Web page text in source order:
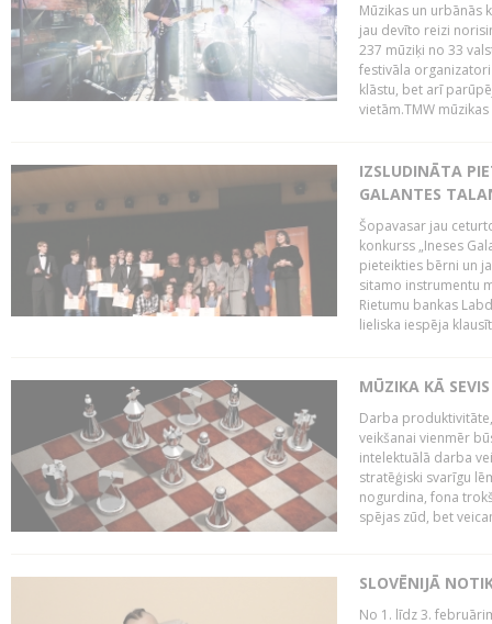
Mūzikas un urbānās
jau devīto reizi
237 mūziķi no 33
festivāla
klāstu, bet arī
vietām.TMW
IZSLUDINĀTA
GALANTES
Šopavasar jau
konkurss „Ineses
pieteikties bērni un
sitamo instrumentu
Rietumu bankas
lieliska iespēja
MŪZIKA KĀ
Darba
veikšanai vienmēr
intelektuālā darba
stratēģiski svarīgu
nogurdina, fona
spējas zūd, bet
SLOVĒNIJĀ
No 1. līdz 3.